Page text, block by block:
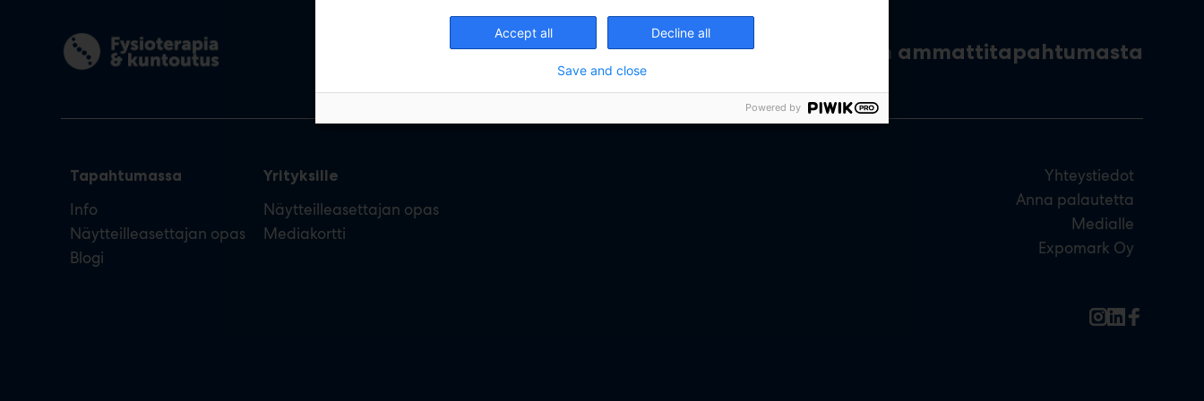
Voimaa arkeen kuntoutuksen ammattitapahtumasta
Tapahtumassa
Info
Näytteilleasettajan opas
Blogi
Yrityksille
Näytteilleasettajan opas
Mediakortti
Yhteystiedot
Anna palautetta
Medialle
Expomark Oy
Accept all Decline all
Save and close
Powered by